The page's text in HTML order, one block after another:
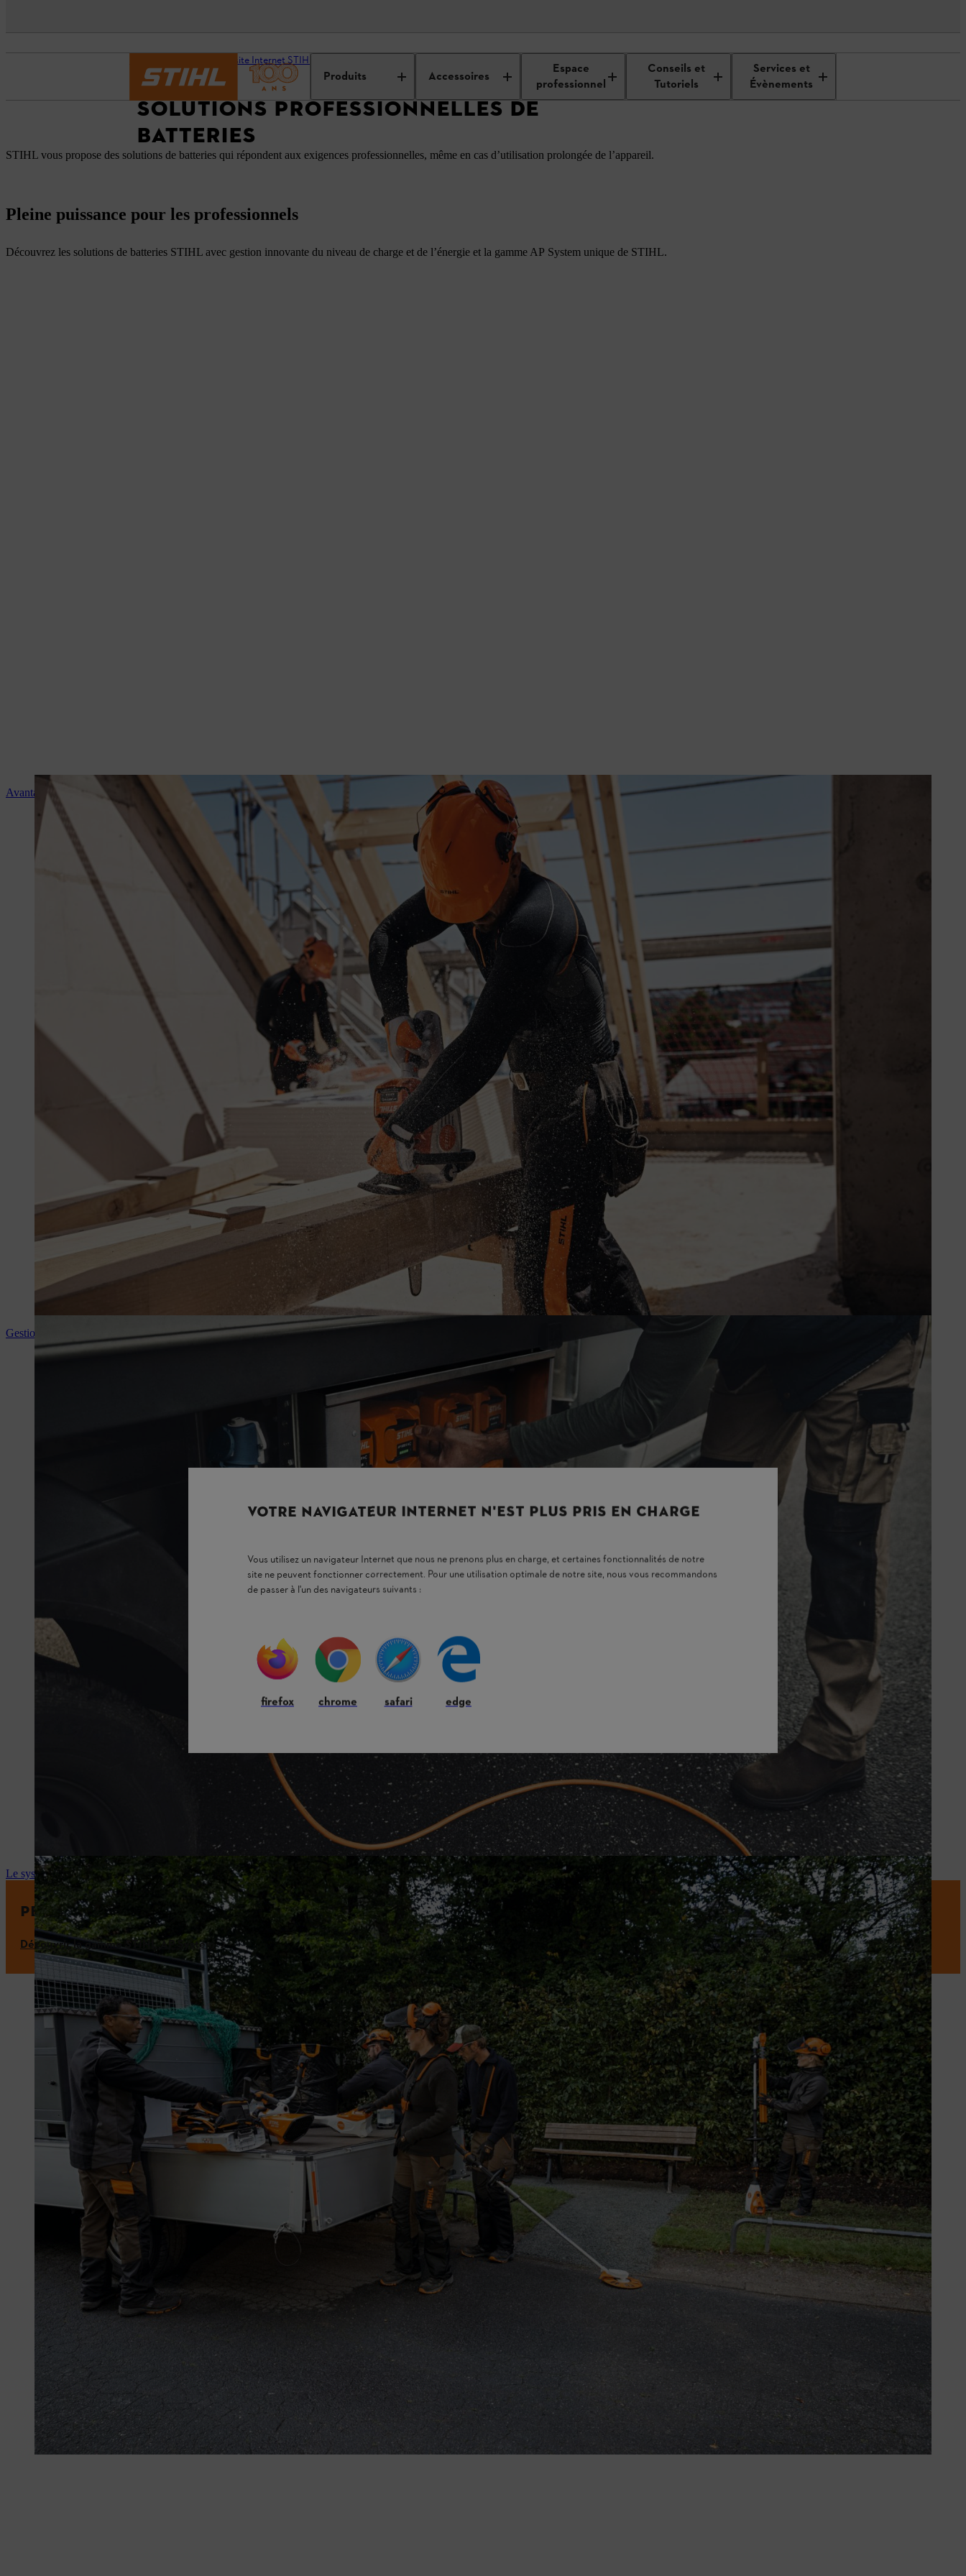
Produits Accessoires
Espace
professionnel
Conseils et
Tutoriels
Services et
Évènements
Notre site Internet STIHL pour les professionnels Solutions professionnelles de batteries
SOLUTIONS PROFESSIONNELLES DE
BATTERIES
STIHL vous propose des solutions de batteries qui répondent aux exigences professionnelles, même en cas d’utilisation prolongée de l’appareil.
Pleine puissance pour les professionnels
Découvrez les solutions de batteries STIHL avec gestion innovante du niveau de charge et de l’énergie et la gamme AP System unique de STIHL.
Avantages de la batterie STIHL
Gestion du niveau de charge et de l’énergie STIHL
Le système AP de STIHL
PERFORMANCES ÉLEVÉES. MANIPULATION PRÉCISE.
Découvrir la gamme STIHL AP System
VOTRE NAVIGATEUR INTERNET N'EST PLUS PRIS EN CHARGE
Vous utilisez un navigateur Internet que nous ne prenons plus en charge, et certaines fonctionnalités de notre
site ne peuvent fonctionner correctement. Pour une utilisation optimale de notre site, nous vous recommandons
de passer à l'un des navigateurs suivants :
firefox chrome safari edge